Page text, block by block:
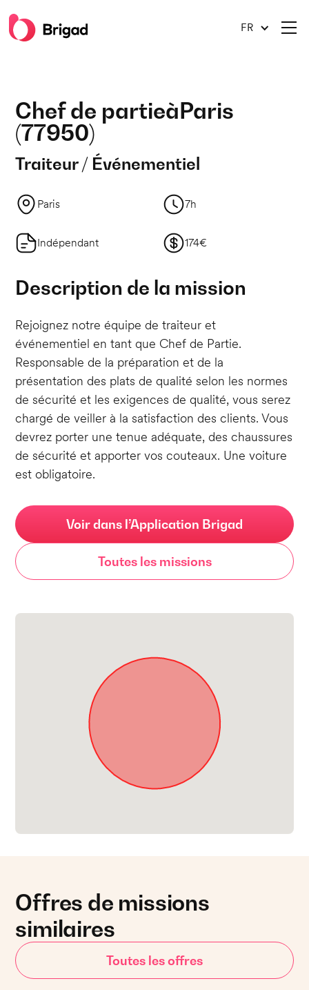
FR
Chef de partieàParis
(77950)
Traiteur / Événementiel
Paris 7h
Indépendant 174€
Description de la mission
Rejoignez notre équipe de traiteur et
événementiel en tant que Chef de Partie.
Responsable de la préparation et de la
présentation des plats de qualité selon les normes
de sécurité et les exigences de qualité, vous serez
chargé de veiller à la satisfaction des clients. Vous
devrez porter une tenue adéquate, des chaussures
de sécurité et apporter vos couteaux. Une voiture
est obligatoire.
Voir dans l’Application Brigad
Toutes les missions
Offres de missions
similaires
Toutes les offres